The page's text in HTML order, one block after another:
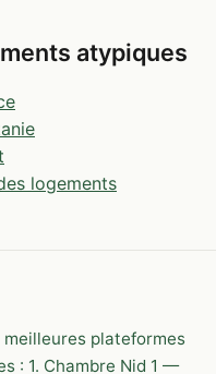
atypiques
logements
plateformes
: 1. Chambre Nid 1 —